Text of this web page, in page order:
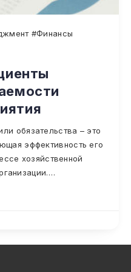
#Финансы
обязательства – это
эффективность его
хозяйственной